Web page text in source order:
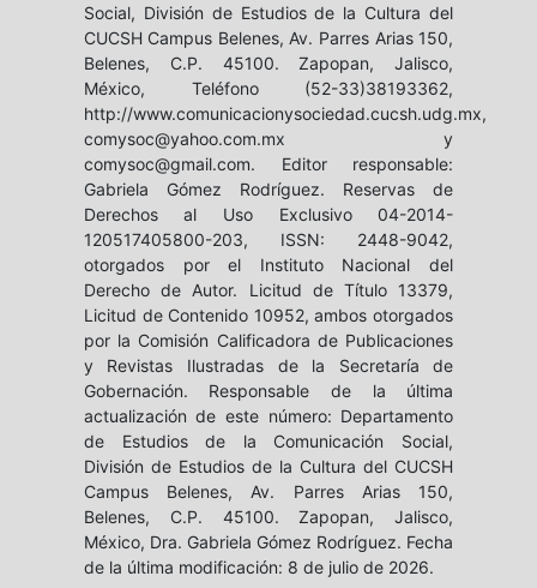
Social, División de Estudios de la Cultura del
CUCSH Campus Belenes, Av. Parres Arias 150,
Belenes, C.P. 45100. Zapopan, Jalisco,
México, Teléfono (52-33)38193362,
http://www.comunicacionysociedad.cucsh.udg.mx,
comysoc@yahoo.com.mx y
comysoc@gmail.com. Editor responsable:
Gabriela Gómez Rodríguez. Reservas de
Derechos al Uso Exclusivo 04-2014-
120517405800-203, ISSN: 2448-9042,
otorgados por el Instituto Nacional del
Derecho de Autor. Licitud de Título 13379,
Licitud de Contenido 10952, ambos otorgados
por la Comisión Calificadora de Publicaciones
y Revistas Ilustradas de la Secretaría de
Gobernación. Responsable de la última
actualización de este número: Departamento
de Estudios de la Comunicación Social,
División de Estudios de la Cultura del CUCSH
Campus Belenes, Av. Parres Arias 150,
Belenes, C.P. 45100. Zapopan, Jalisco,
México, Dra. Gabriela Gómez Rodríguez. Fecha
de la última modificación: 8 de julio de 2026.